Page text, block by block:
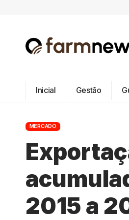
Inicial Gestão
MERCADO
2015 a